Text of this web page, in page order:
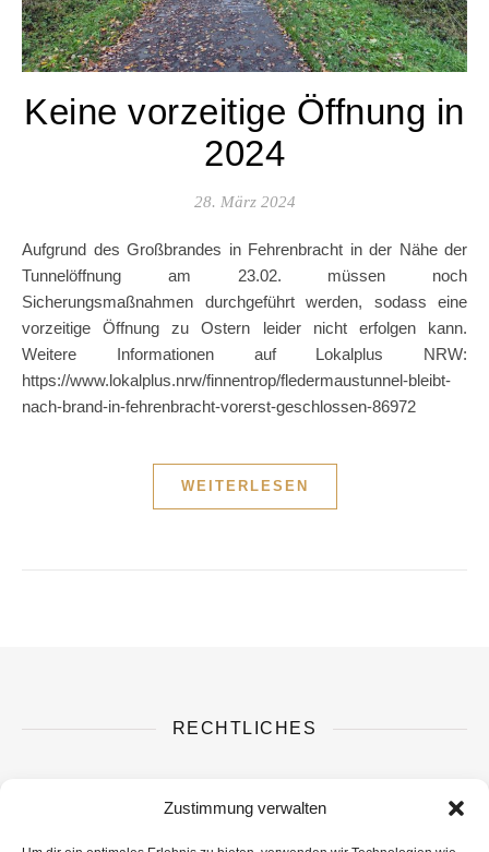
Zustimmung verwalten
Keine vorzeitige Öffnung in
2024
28. März 2024
Aufgrund des Großbrandes in Fehrenbracht in der Nähe der
Tunnelöffnung am 23.02. müssen noch
Sicherungsmaßnahmen durchgeführt werden, sodass eine
vorzeitige Öffnung zu Ostern leider nicht erfolgen kann.
Weitere Informationen auf Lokalplus NRW:
https://www.lokalplus.nrw/finnentrop/fledermaustunnel-bleibt-
nach-brand-in-fehrenbracht-vorerst-geschlossen-86972
WEITERLESEN
RECHTLICHES